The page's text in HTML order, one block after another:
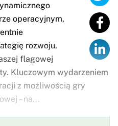
operacyjnym,
rozwoju,
flagowej
Kluczowym wydarzeniem
z możliwością gry
– na...